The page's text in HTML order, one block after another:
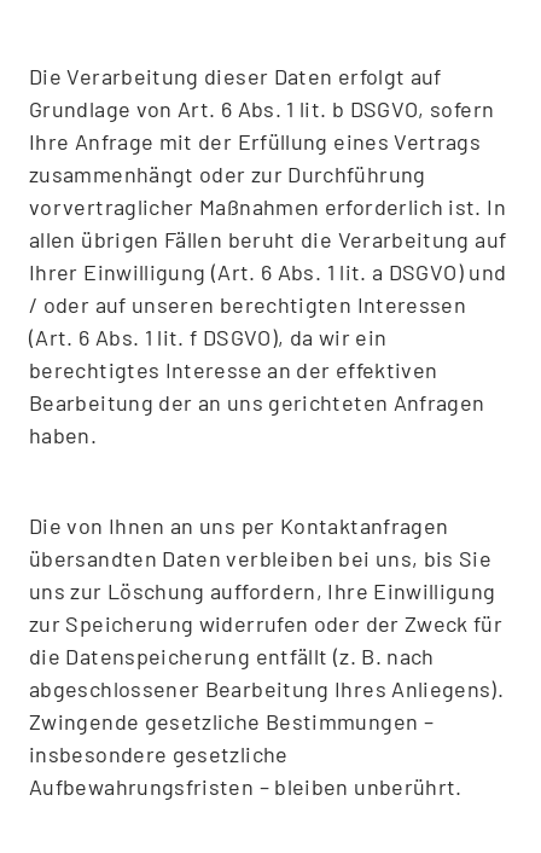
Die Verarbeitung dieser Daten erfolgt auf
Grundlage von Art. 6 Abs. 1 lit. b DSGVO, sofern
Ihre Anfrage mit der Erfüllung eines Vertrags
zusammenhängt oder zur Durchführung
vorvertraglicher Maßnahmen erforderlich ist. In
allen übrigen Fällen beruht die Verarbeitung auf
Ihrer Einwilligung (Art. 6 Abs. 1 lit. a DSGVO) und
/ oder auf unseren berechtigten Interessen
(Art. 6 Abs. 1 lit. f DSGVO), da wir ein
berechtigtes Interesse an der effektiven
Bearbeitung der an uns gerichteten Anfragen
haben.
Die von Ihnen an uns per Kontaktanfragen
übersandten Daten verbleiben bei uns, bis Sie
uns zur Löschung auffordern, Ihre Einwilligung
zur Speicherung widerrufen oder der Zweck für
die Datenspeicherung entfällt (z. B. nach
abgeschlossener Bearbeitung Ihres Anliegens).
Zwingende gesetzliche Bestimmungen –
insbesondere gesetzliche
Aufbewahrungsfristen – bleiben unberührt.